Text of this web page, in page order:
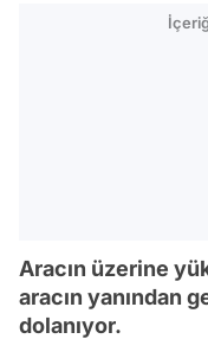
Aracın üzerine
aracın yanından
dolanıyor.